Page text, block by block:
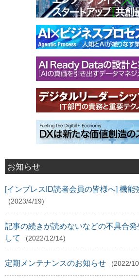
お知らせ
[インプレスID読者会員の皆様へ] 機能
(2023/4/19)
記事の続きが読めないなどの不具合発
して
(2022/12/14)
定期メンテナンスのお知らせ (2022/